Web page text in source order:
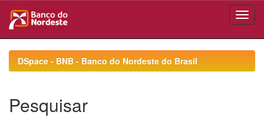
navigationDSpace - BNB - Banco do Nordeste do Brasil
Pesquisar